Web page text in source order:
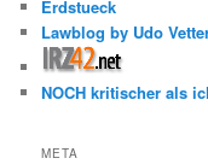
Erdstueck
Lawblog by Udo
NOCH kritischer als
META